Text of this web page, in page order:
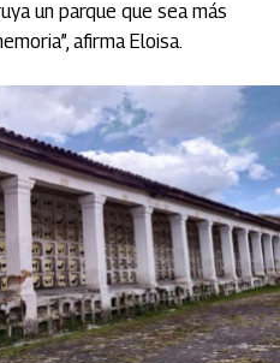
un parque que sea más
afirma Eloisa.